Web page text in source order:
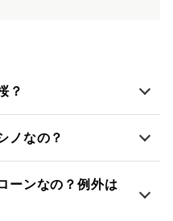
？
ノなの？
ーンなの？例外は